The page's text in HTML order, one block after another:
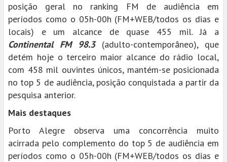
posição geral no ranking FM de audiência em
períodos como o 05h-00h (FM+WEB/todos os dias e
locais) e um alcance de quase 455 mil. Já a
Continental FM 98.3(adulto-contemporâneo), que
detém hoje o terceiro maior alcance do rádio local,
com 458 mil ouvintes únicos, mantém-se posicionada
no top 5 de audiência, posição conquistada a partir da
pesquisa anterior.
Mais destaques
Porto Alegre observa uma concorrência muito
acirrada pelo complemento do top 5 de audiência em
períodos como o 05h-00h (FM+WEB/todos os dias e